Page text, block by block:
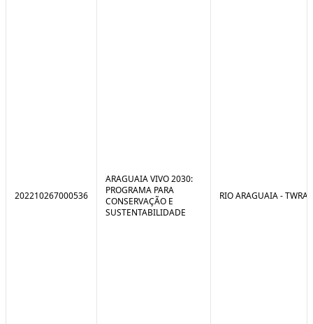
202210267000536
ARAGUAIA VIVO 2030:
PROGRAMA PARA
CONSERVAÇÃO E
SUSTENTABILIDADE
RIO ARAGUAIA - TWRA